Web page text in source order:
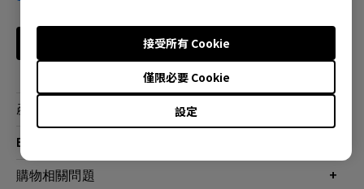
設定
僅限必要 Cookie
接受所有 Cookie
產品
顯示器
投影機
BenQ 商店
最新產品與活動
購物相關問題